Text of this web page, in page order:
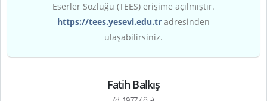
Eserler Sözlüğü (TEES) erişime açılmıştır.
https://tees.yesevi.edu.tr adresinden
ulaşabilirsiniz.
Fatih Balkış